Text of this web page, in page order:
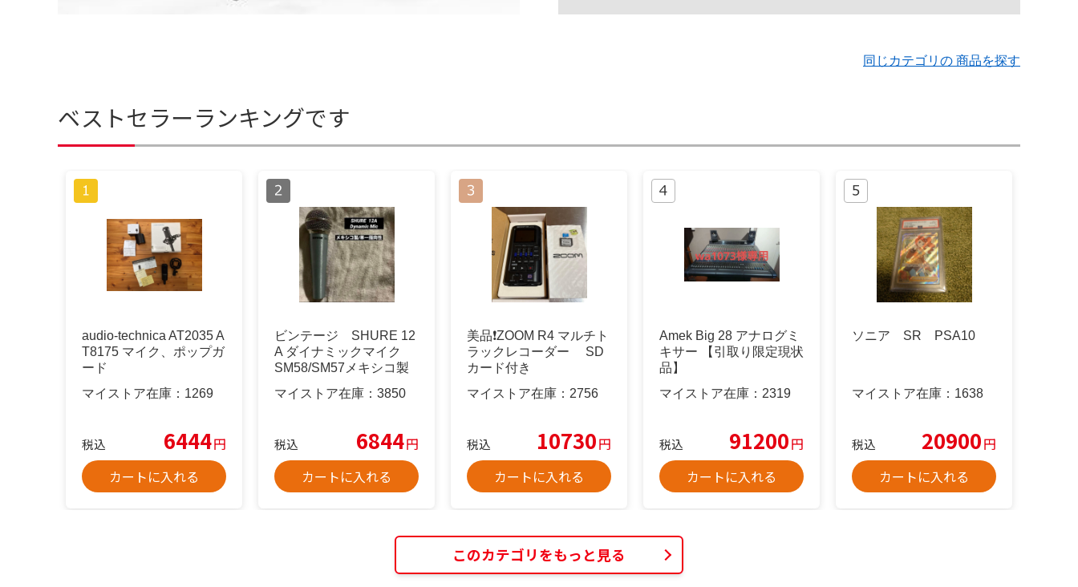
同じカテゴリの 商品を探す
ベストセラーランキングです
audio-technica AT2035 A
T8175 マイク、ポップガ
ード
マイストア在庫： 1269
税込 6444円
カートに入れる
ビンテージ SHURE 12
A ダイナミックマイク
SM58/SM57メキシコ製
マイストア在庫： 3850
税込 6844円
カートに入れる
美品❗️ZOOM R4 マルチト
ラックレコーダー SD
カード付き
マイストア在庫： 2756
税込 10730円
カートに入れる
Amek Big 28 アナログミ
キサー 【引取り限定現状
品】
マイストア在庫： 2319
税込 91200円
カートに入れる
ソニア SR PSA10
マイストア在庫： 1638
税込 20900円
カートに入れる
このカテゴリをもっと見る